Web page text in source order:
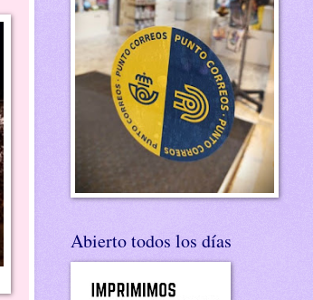
Abierto todos los días